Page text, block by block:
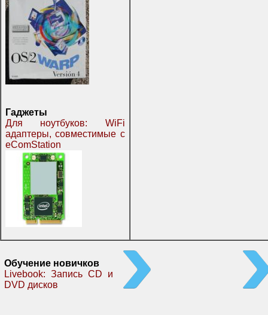
Гаджеты
Для ноутбуков: WiFi
адаптеры, совместимые с
eComStation
Обучение новичков
Livebook: Запись CD и
DVD дисков